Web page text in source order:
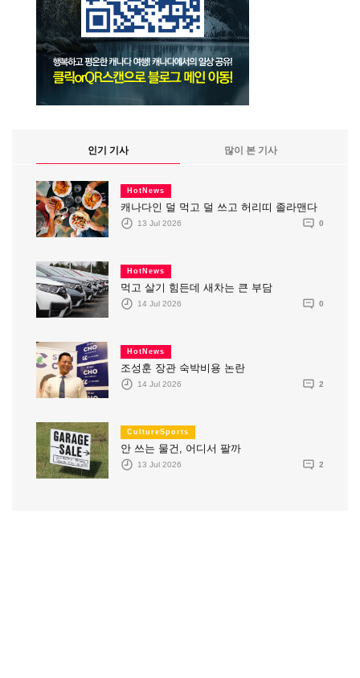
인기 기사 많이 본 기사
HotNews
캐나다인 덜 먹고 덜 쓰고 허리띠 졸라맨다
13 Jul 2026 0
HotNews
먹고 살기 힘든데 새차는 큰 부담
14 Jul 2026 0
HotNews
조성훈 장관 숙박비용 논란
14 Jul 2026 2
CultureSports
안 쓰는 물건, 어디서 팔까
13 Jul 2026 2